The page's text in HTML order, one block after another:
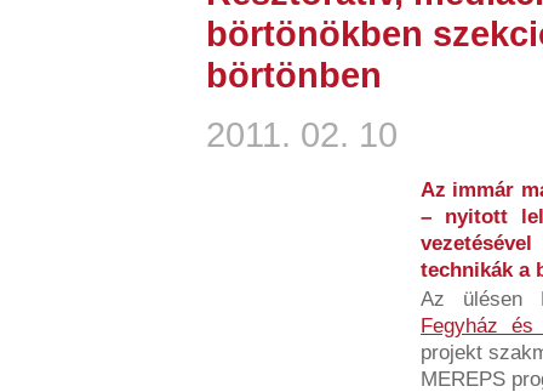
börtönökben
börtönben
2011. 02. 10
Az immár
– nyitott
technikák a
Az ülésen
Fegyház és
projekt
MEREPS